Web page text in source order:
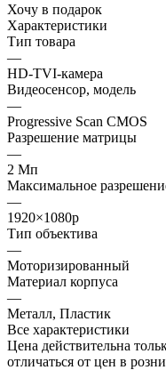
Хочу в подарок
Характеристики
Тип товара
—
HD-TVI-камера
Видеосенсор, модель
—
Progressive Scan CMOS
Разрешение матрицы
—
2 Мп
Максимальное
—
1920×1080p
Тип объектива
—
Моторизированный
Материал корпуса
—
Металл, Пластик
Все характеристики
Цена действительна
отличаться от цен в